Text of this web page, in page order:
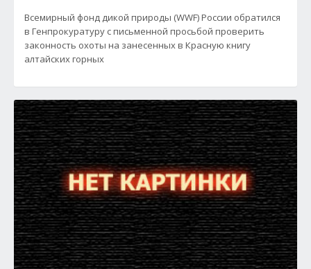
Всемирный фонд дикой природы (WWF) России обратился
в Генпрокуратуру с письменной просьбой проверить
законность охоты на занесенных в Красную книгу
алтайских горных